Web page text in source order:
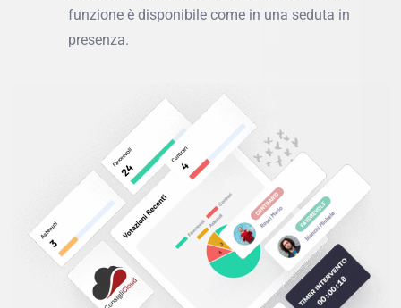
funzione è disponibile come in una seduta in
presenza.